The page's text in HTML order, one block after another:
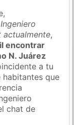
actualmente,
encontrar
N. Juárez
a tu
habitantes que
chat de